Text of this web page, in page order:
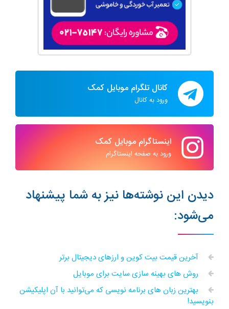
کانال تلگرام موبایل کمک
ورود به کانال
اینستاگرام موبایل کمک
ورود به صفحه اینستاگرام
دیدن این نوشته‌ها نیز به شما پیشنهاد
می‌شود:
آخرین قیمت بیت کوین و ارزهای دیجیتال برتر
روش های بهینه سازی سایت برای موبایل
بهترین زبان ‌های برنامه نویسی که می‌توانید با آن اپلیکیشن
بنویسید!